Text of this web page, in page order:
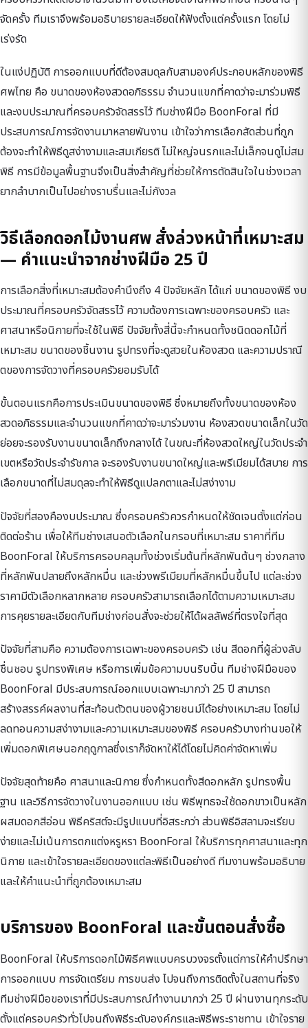
จัดครั้ง ทีมเราจึงพร้อมอธิบายรายละเอียดให้ฟังตั้งแต่ครั้งแรก โดยไม่
เร่งรัด
ในแง่ปฏิบัติ การออกแบบที่ดีต้องสมดุลกับสามองค์ประกอบหลักของพิธี
ศพไทย คือ ขนาดของห้องสวดอภิธรรม จำนวนแขกที่คาดว่าจะมาร่วมพิธี
และงบประมาณที่ครอบครัวจัดสรรไว้ ทีมช่างฝีมือ BoonForal ที่มี
ประสบการณ์การจัดงานมาหลายพันงาน เข้าใจว่าการเลือกสัดส่วนที่ถูก
ต้องจะทำให้พิธีดูสง่างามและสมเกียรติ ไม่ใหญ่จนรกและไม่เล็กจนดูไม่สม
พิธี การมีข้อมูลพื้นฐานจึงเป็นสิ่งสำคัญที่ช่วยให้การตัดสินใจในช่วงเวลา
ยากลำบากเป็นไปอย่างราบรื่นและไม่กังวล
วิธีเลือกดอกไม้งานศพ สั่งล่วงหน้าที่เหมาะสม
— คำแนะนำจากช่างฝีมือ 25 ปี
การเลือกสิ่งที่เหมาะสมต้องคำนึงถึง 4 ปัจจัยหลัก ได้แก่ ขนาดของพิธี งบ
ประมาณที่ครอบครัวจัดสรรไว้ ความต้องการเฉพาะของครอบครัว และ
ศาสนาหรือนิกายที่จะใช้ในพิธี ปัจจัยทั้งสี่นี้จะกำหนดทั้งชนิดดอกไม้ที่
เหมาะสม ขนาดของชิ้นงาน รูปทรงที่จะดูสวยในห้องสวด และความปราณี
ตของการจัดวางที่ครอบครัวยอมรับได้
ขั้นตอนแรกคือการประเมินขนาดของพิธี ซึ่งหมายถึงทั้งขนาดของห้อง
สวดอภิธรรมและจำนวนแขกที่คาดว่าจะมาร่วมงาน ห้องสวดขนาดเล็กในวัด
ย่อยจะรองรับงานขนาดเล็กถึงกลางได้ ในขณะที่ห้องสวดใหญ่ในวัดประจำ
เขตหรือวัดประจำรัชกาล จะรองรับงานขนาดใหญ่และพรีเมียมได้สบาย การ
เลือกขนาดที่ไม่สมดุลจะทำให้พิธีดูแปลกตาและไม่สง่างาม
ปัจจัยที่สองคืองบประมาณ ซึ่งครอบครัวควรกำหนดให้ชัดเจนตั้งแต่ก่อน
ติดต่อร้าน เพื่อให้ทีมช่างเสนอตัวเลือกในกรอบที่เหมาะสม ราคาที่ทีม
BoonForal ให้บริการครอบคลุมทั้งช่วงเริ่มต้นที่หลักพันต้นๆ ช่วงกลาง
ที่หลักพันปลายถึงหลักหมื่น และช่วงพรีเมียมที่หลักหมื่นขึ้นไป แต่ละช่วง
ราคามีตัวเลือกหลากหลาย ครอบครัวสามารถเลือกได้ตามความเหมาะสม
การคุยรายละเอียดกับทีมช่างก่อนสั่งจะช่วยให้ได้ผลลัพธ์ที่ตรงใจที่สุด
ปัจจัยที่สามคือ ความต้องการเฉพาะของครอบครัว เช่น สีดอกที่ผู้ล่วงลับ
ชื่นชอบ รูปทรงพิเศษ หรือการเพิ่มข้อความบนริบบิ้น ทีมช่างฝีมือของ
BoonForal มีประสบการณ์ออกแบบเฉพาะมากว่า 25 ปี สามารถ
สร้างสรรค์ผลงานที่สะท้อนตัวตนของผู้วายชนม์ได้อย่างเหมาะสม โดยไม่
ลดทอนความสง่างามและความเหมาะสมของพิธี ครอบครัวบางท่านขอให้
เพิ่มดอกพิเศษนอกฤดูกาลซึ่งเราก็จัดหาให้ได้โดยไม่คิดค่าจัดหาเพิ่ม
ปัจจัยสุดท้ายคือ ศาสนาและนิกาย ซึ่งกำหนดทั้งสีดอกหลัก รูปทรงพื้น
ฐาน และวิธีการจัดวางในงานออกแบบ เช่น พิธีพุทธจะใช้ดอกขาวเป็นหลัก
ผสมดอกสีอ่อน พิธีคริสต์จะมีรูปแบบที่อิสระกว่า ส่วนพิธีอิสลามจะเรียบ
ง่ายและไม่เน้นการตกแต่งหรูหรา BoonForal ให้บริการทุกศาสนาและทุก
นิกาย และเข้าใจรายละเอียดของแต่ละพิธีเป็นอย่างดี ทีมงานพร้อมอธิบาย
และให้คำแนะนำที่ถูกต้องเหมาะสม
บริการของ BoonForal และขั้นตอนสั่งซื้อ
BoonForal ให้บริการดอกไม้พิธีศพแบบครบวงจรตั้งแต่การให้คำปรึกษา
การออกแบบ การจัดเตรียม การขนส่ง ไปจนถึงการติดตั้งในสถานที่จริง
ทีมช่างฝีมือของเราที่มีประสบการณ์ทำงานมากว่า 25 ปี ผ่านงานทุกระดับ
ตั้งแต่ครอบครัวทั่วไปจนถึงพิธีระดับองค์กรและพิธีพระราชทาน เข้าใจราย